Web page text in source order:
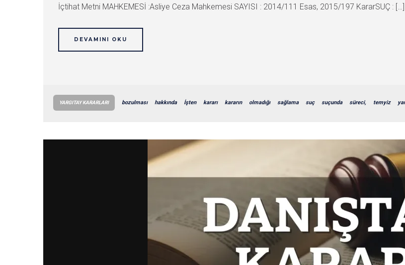
İçtihat Metni MAHKEMESİ :Asliye Ceza Mahkemesi SAYISI : 2014/111 Esas, 2015/197 KararSUÇ : […]
DEVAMINI OKU
YARGITAY KARARLARI bozulması hakkında İşten kararı kararın olmadığı sağlama suç suçunda süreci, temyiz